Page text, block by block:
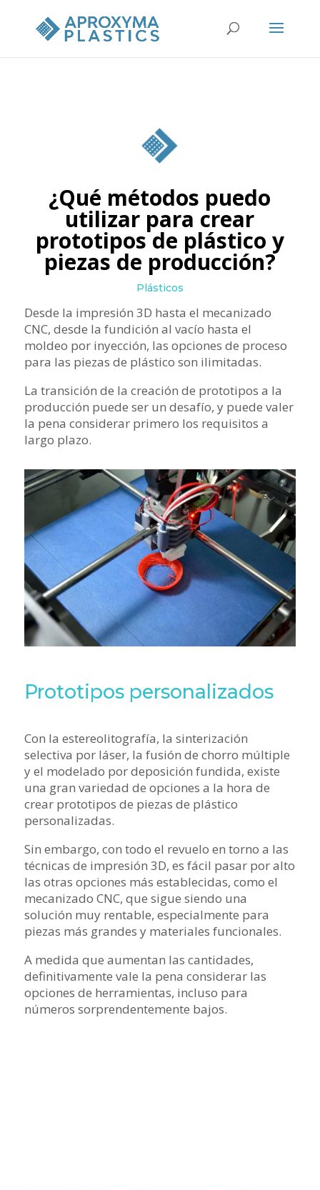
¿Qué métodos puedo
utilizar para crear
prototipos de plástico y
piezas de producción?
Plásticos
Desde la impresión 3D hasta el mecanizado
CNC, desde la fundición al vacío hasta el
moldeo por inyección, las opciones de proceso
para las piezas de plástico son ilimitadas.
La transición de la creación de prototipos a la
producción puede ser un desafío, y puede valer
la pena considerar primero los requisitos a
largo plazo.
Prototipos personalizados
Con la estereolitografía, la sinterización
selectiva por láser, la fusión de chorro múltiple
y el modelado por deposición fundida, existe
una gran variedad de opciones a la hora de
crear prototipos de piezas de plástico
personalizadas.
Sin embargo, con todo el revuelo en torno a las
técnicas de impresión 3D, es fácil pasar por alto
las otras opciones más establecidas, como el
mecanizado CNC, que sigue siendo una
solución muy rentable, especialmente para
piezas más grandes y materiales funcionales.
A medida que aumentan las cantidades,
definitivamente vale la pena considerar las
opciones de herramientas, incluso para
números sorprendentemente bajos.